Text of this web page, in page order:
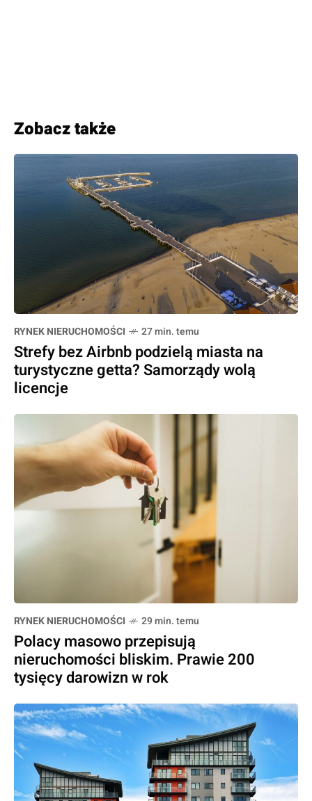
Zobacz także
RYNEK NIERUCHOMOŚCI 27 min. temu
Strefy bez Airbnb podzielą miasta na
turystyczne getta? Samorządy wolą
licencje
RYNEK NIERUCHOMOŚCI 29 min. temu
Polacy masowo przepisują
nieruchomości bliskim. Prawie 200
tysięcy darowizn w rok